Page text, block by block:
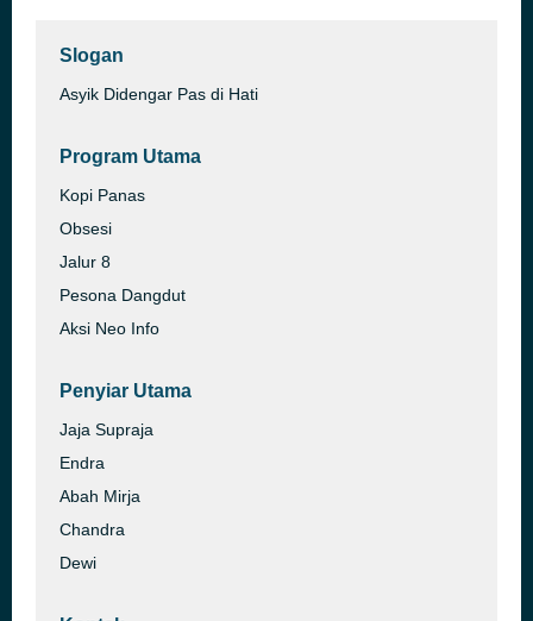
Slogan
Asyik Didengar Pas di Hati
Program Utama
Kopi Panas
Obsesi
Jalur 8
Pesona Dangdut
Aksi Neo Info
Penyiar Utama
Jaja Supraja
Endra
Abah Mirja
Chandra
Dewi